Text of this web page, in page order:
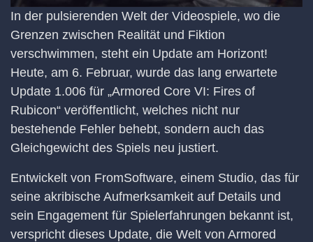
In der pulsierenden Welt der Videospiele, wo die
Grenzen zwischen Realität und Fiktion
verschwimmen, steht ein Update am Horizont!
Heute, am 6. Februar, wurde das lang erwartete
Update 1.006 für „Armored Core VI: Fires of
Rubicon“ veröffentlicht, welches nicht nur
bestehende Fehler behebt, sondern auch das
Gleichgewicht des Spiels neu justiert.
Entwickelt von FromSoftware, einem Studio, das für
seine akribische Aufmerksamkeit auf Details und
sein Engagement für Spielerfahrungen bekannt ist,
verspricht dieses Update, die Welt von Armored